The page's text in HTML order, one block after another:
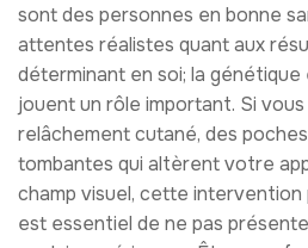
sont des personnes en bonne
attentes réalistes quant aux
déterminant en soi; la
jouent un rôle important. Si
relâchement cutané, des
tombantes qui altèrent votre
champ visuel, cette intervention
est essentiel de ne pas